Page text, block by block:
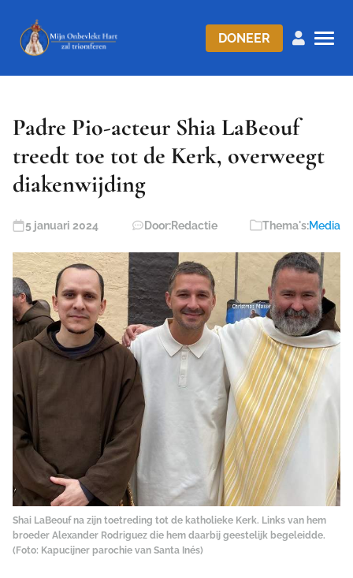
DONEER
Padre Pio-acteur Shia LaBeouf
treedt toe tot de Kerk, overweegt
diakenwijding
5 januari 2024 Door:Redactie Thema's:Media
Shai LaBeouf na zijn toetreding tot de katholieke Kerk. Links van hem
broeder Alexander Rodriguez die hem daarbij geestelijk begeleidde.
(Foto: Kapucijner parochie van Santa Inés)